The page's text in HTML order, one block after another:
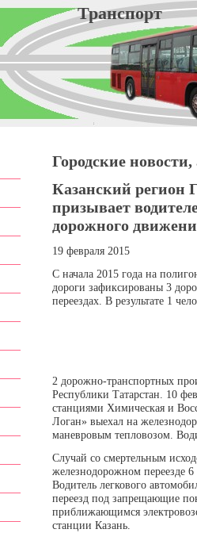
Городские
Казанский регион
призывает
дорожного
19 февраля 2015
С начала 2015 года на
дороги зафиксированы 3
переездах. В результате 1
2 дорожно-транспортных
Республики Татарстан. 10
станциями Химическая и
Логан» выехал на
маневровым тепловозом.
Случай со смертельным
железнодорожном переезде
Водитель легкового
переезд под запрещающие
приближающимся
станции Казань.